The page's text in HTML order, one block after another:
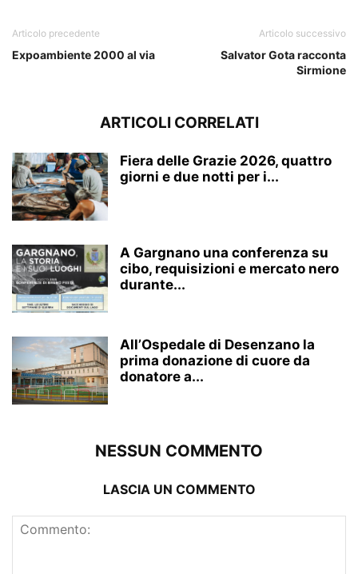
Articolo precedente
Expoambiente 2000 al via
Articolo successivo
Salvator Gota racconta
Sirmione
ARTICOLI CORRELATI
Fiera delle Grazie 2026, quattro
giorni e due notti per i...
A Gargnano una conferenza su
cibo, requisizioni e mercato nero
durante...
All’Ospedale di Desenzano la
prima donazione di cuore da
donatore a...
NESSUN COMMENTO
LASCIA UN COMMENTO